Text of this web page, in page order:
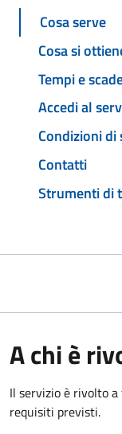
Cosa serve
Cosa si
Tempi e
Accedi al
Condizioni di
Contatti
Strumenti di
A chi è
Il servizio è rivolto
requisiti previsti.